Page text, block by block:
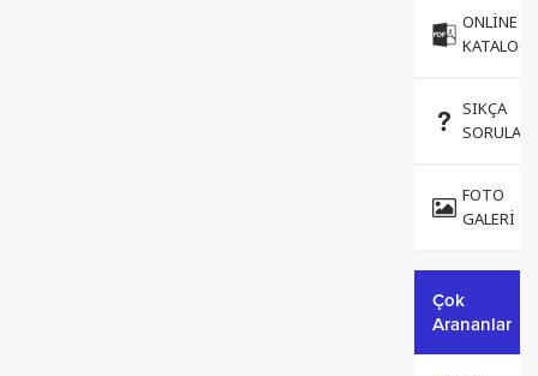
ONLINE
KATALOG
SIKÇA
FOTO
GALERI
Çok
Arananlar